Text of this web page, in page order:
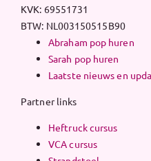
KVK: 69551731
BTW: NL003150515B90
Abraham pop huren
Sarah pop huren
Laatste nieuws en
Partner links
Heftruck cursus
VCA cursus